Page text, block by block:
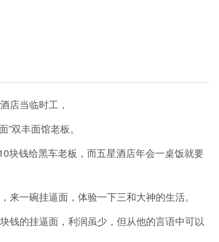
店当临时工，
双丰面馆老板。
块钱给黑车老板，而五星酒店年会一桌饭就要
一碗挂逼面，体验一下三和大神的生活。
钱的挂逼面，利润虽少，但从他的言语中可以